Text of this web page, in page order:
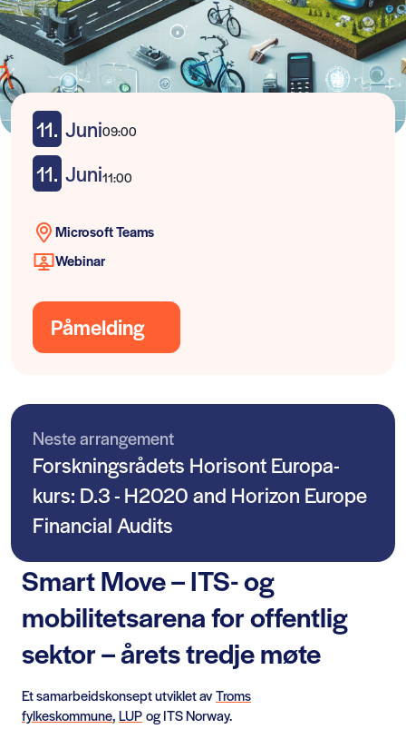
11. Juni09:00
11. Juni11:00
Microsoft Teams
Webinar
Påmelding
Neste arrangement
Forskningsrådets Horisont Europa-
kurs: D.3 - H2020 and Horizon Europe
Financial Audits
Smart Move – ITS- og
mobilitetsarena for offentlig
sektor – årets tredje møte
Et samarbeidskonsept utviklet avTroms
fylkeskommune,LUPog ITS Norway.